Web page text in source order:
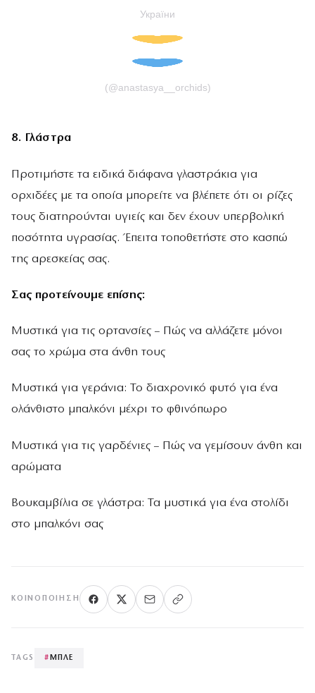
України
(@anastasya__orchids)
8. Γλάστρα
Προτιμήστε τα ειδικά διάφανα γλαστράκια για
ορχιδέες με τα οποία μπορείτε να βλέπετε ότι οι ρίζες
τους διατηρούνται υγιείς και δεν έχουν υπερβολική
ποσότητα υγρασίας. Έπειτα τοποθετήστε στο κασπώ
της αρεσκείας σας.
Σας προτείνουμε επίσης:
Μυστικά για τις ορτανσίες – Πώς να αλλάζετε μόνοι
σας το χρώμα στα άνθη τους
Μυστικά για γεράνια: Το διαχρονικό φυτό για ένα
ολάνθιστο μπαλκόνι μέχρι το φθινόπωρο
Μυστικά για τις γαρδένιες – Πώς να γεμίσουν άνθη και
αρώματα
Βουκαμβίλια σε γλάστρα: Τα μυστικά για ένα στολίδι
στο μπαλκόνι σας
ΚΟΙΝΟΠΟΊΗΣΗ
TAGS # ΜΠΛΕ